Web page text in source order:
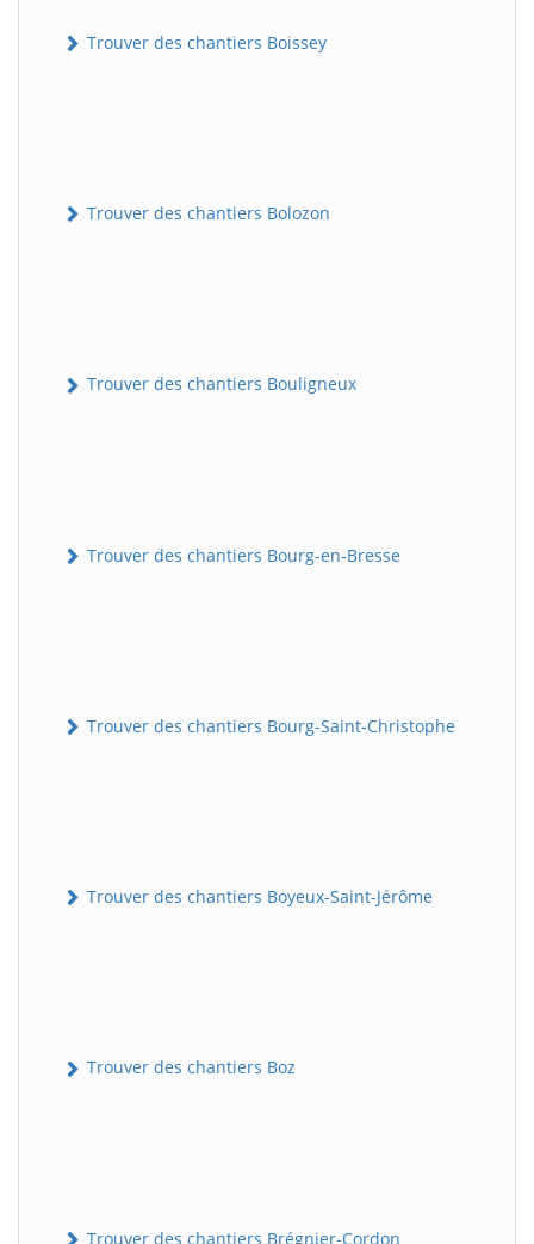
Trouver des chantiers Boissey
Trouver des chantiers Bolozon
Trouver des chantiers Bouligneux
Trouver des chantiers Bourg-en-Bresse
Trouver des chantiers Bourg-Saint-Christophe
Trouver des chantiers Boyeux-Saint-Jérôme
Trouver des chantiers Boz
Trouver des chantiers Brégnier-Cordon